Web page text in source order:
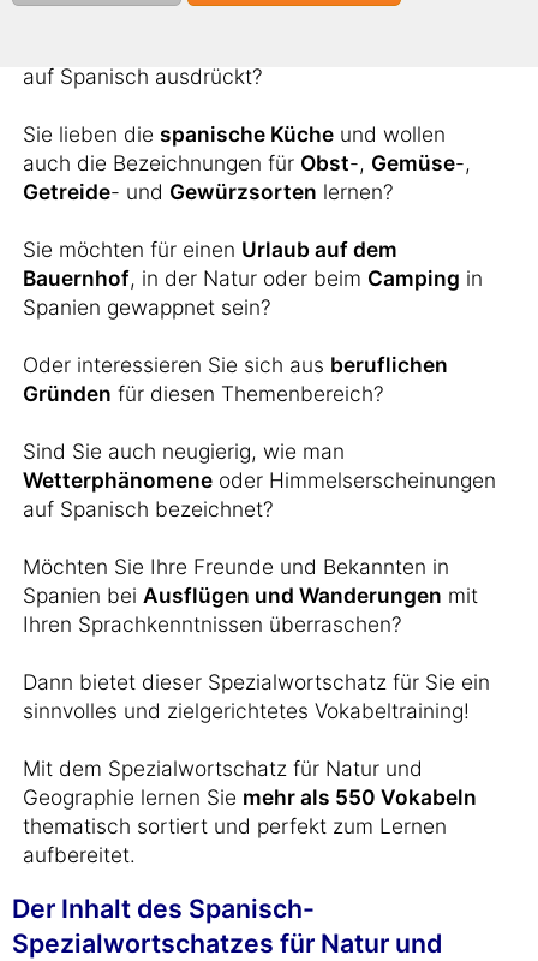
auf Spanisch ausdrückt?
Sie lieben die spanische Küche und wollen
auch die Bezeichnungen für Obst-, Gemüse-,
Getreide- und Gewürzsorten lernen?
Sie möchten für einen Urlaub auf dem
Bauernhof, in der Natur oder beim Camping in
Spanien gewappnet sein?
Oder interessieren Sie sich aus beruflichen
Gründen für diesen Themenbereich?
Sind Sie auch neugierig, wie man
Wetterphänomene oder Himmelserscheinungen
auf Spanisch bezeichnet?
Möchten Sie Ihre Freunde und Bekannten in
Spanien bei Ausflügen und Wanderungen mit
Ihren Sprachkenntnissen überraschen?
Dann bietet dieser Spezialwortschatz für Sie ein
sinnvolles und zielgerichtetes Vokabeltraining!
Mit dem Spezialwortschatz für Natur und
Geographie lernen Sie mehr als 550 Vokabeln
thematisch sortiert und perfekt zum Lernen
aufbereitet.
Der Inhalt des Spanisch-
Spezialwortschatzes für Natur und